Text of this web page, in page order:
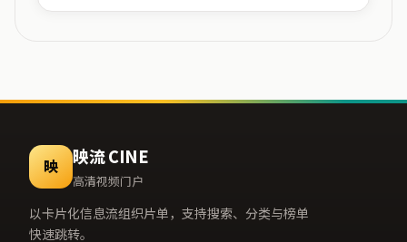
映 映流 CINE
高清视频门户
以卡片化信息流组织片单，支持搜索、分类与榜单
快速跳转。